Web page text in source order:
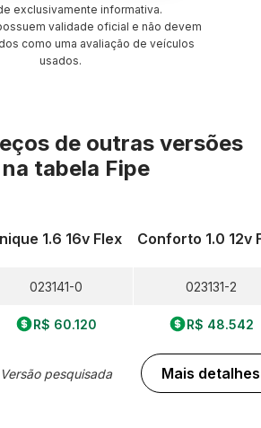
exclusivamente informativa.
validade oficial e não devem
como uma avaliação de veículos
usados.
de outras versões
na tabela Fipe
1.6 16v Flex
023141-0
R$ 60.120
Versão pesquisada
Conforto 1.0 12v
023131-2
R$ 48.542
Mais detalhes